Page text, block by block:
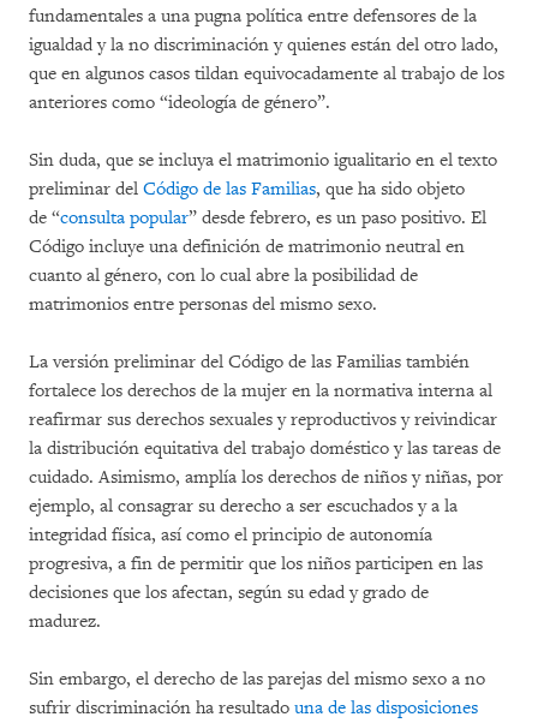
fundamentales a una pugna política entre defensores de la
igualdad y la no discriminación y quienes están del otro lado,
que en algunos casos tildan equivocadamente al trabajo de los
anteriores como “ideología de género”.
Sin duda, que se incluya el matrimonio igualitario en el texto
preliminar del Código de las Familias, que ha sido objeto
de “consulta popular” desde febrero, es un paso positivo. El
Código incluye una definición de matrimonio neutral en
cuanto al género, con lo cual abre la posibilidad de
matrimonios entre personas del mismo sexo.
La versión preliminar del Código de las Familias también
fortalece los derechos de la mujer en la normativa interna al
reafirmar sus derechos sexuales y reproductivos y reivindicar
la distribución equitativa del trabajo doméstico y las tareas de
cuidado. Asimismo, amplía los derechos de niños y niñas, por
ejemplo, al consagrar su derecho a ser escuchados y a la
integridad física, así como el principio de autonomía
progresiva, a fin de permitir que los niños participen en las
decisiones que los afectan, según su edad y grado de
madurez.
Sin embargo, el derecho de las parejas del mismo sexo a no
sufrir discriminación ha resultado una de las disposiciones